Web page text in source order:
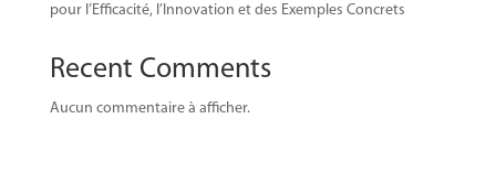
pour l’Efficacité, l’Innovation et des Exemples Concrets
Recent Comments
Aucun commentaire à afficher.